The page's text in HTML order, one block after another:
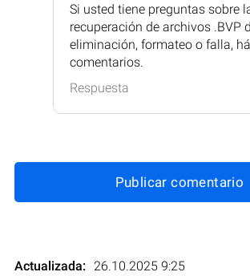
Si usted tiene preguntas sobre
recuperación de archivos .BVP
eliminación, formateo o falla,
comentarios.
Respuesta
Publicar comentario
Actualizada: 26.10.2025 9:25